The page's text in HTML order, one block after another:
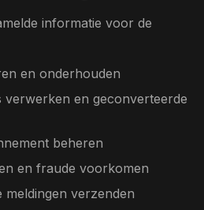
informatie voor de
en onderhouden
verwerken en geconverteerde
beheren
en fraude voorkomen
meldingen verzenden